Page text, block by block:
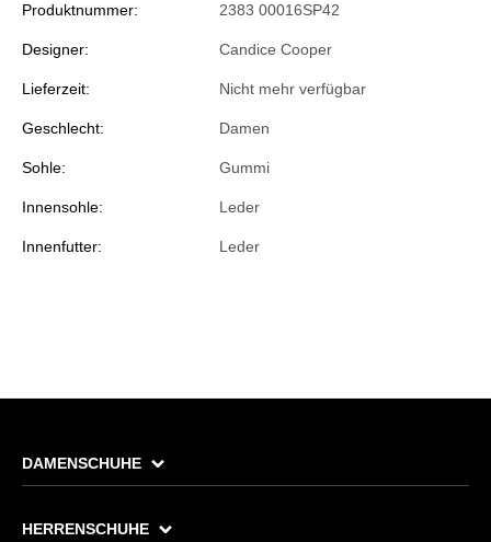
Produktnummer: 2383 00016SP42
Designer: Candice Cooper
Lieferzeit: Nicht mehr verfügbar
Geschlecht: Damen
Sohle: Gummi
Innensohle: Leder
Innenfutter: Leder
DAMENSCHUHE
HERRENSCHUHE